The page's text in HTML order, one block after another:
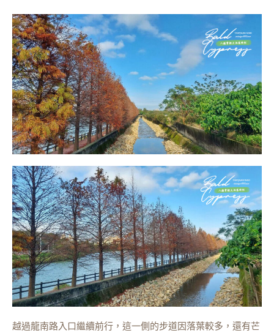
越過龍南路入口繼續前行，這一側的步道因落葉較多，還有芒